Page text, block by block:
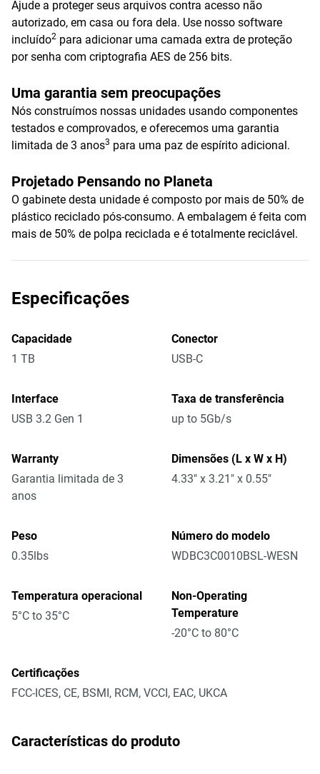
Ajude a proteger seus arquivos contra acesso não
autorizado, em casa ou fora dela. Use nosso software
incluído2 para adicionar uma camada extra de proteção
por senha com criptografia AES de 256 bits.
Uma garantia sem preocupações
Nós construímos nossas unidades usando componentes
testados e comprovados, e oferecemos uma garantia
limitada de 3 anos3 para uma paz de espírito adicional.
Projetado Pensando no Planeta
O gabinete desta unidade é composto por mais de 50% de
plástico reciclado pós-consumo. A embalagem é feita com
mais de 50% de polpa reciclada e é totalmente reciclável.
Especificações
Capacidade
1 TB
Conector
USB-C
Interface
USB 3.2 Gen 1
Taxa de transferência
up to 5Gb/s
Warranty
Garantia limitada de 3
anos
Dimensões (L x W x H)
4.33" x 3.21" x 0.55"
Peso
0.35lbs
Número do modelo
WDBC3C0010BSL-WESN
Temperatura operacional
5°C to 35°C
Non-Operating
Temperature
-20°C to 80°C
Certificações
FCC-ICES, CE, BSMI, RCM, VCCI, EAC, UKCA
Características do produto